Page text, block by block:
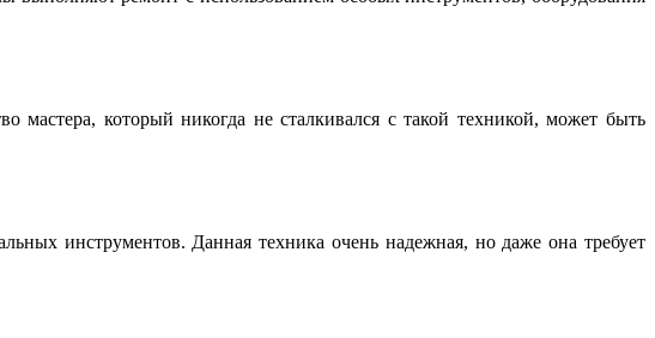
который никогда не сталкивался с такой техникой, может быть
инструментов. Данная техника очень надежная, но даже она требует